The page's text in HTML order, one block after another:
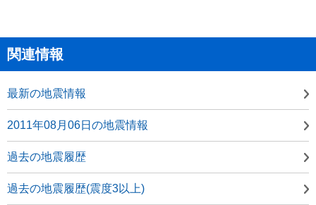
関連情報
最新の地震情報
2011年08月06日の地震情報
過去の地震履歴
過去の地震履歴(震度3以上)